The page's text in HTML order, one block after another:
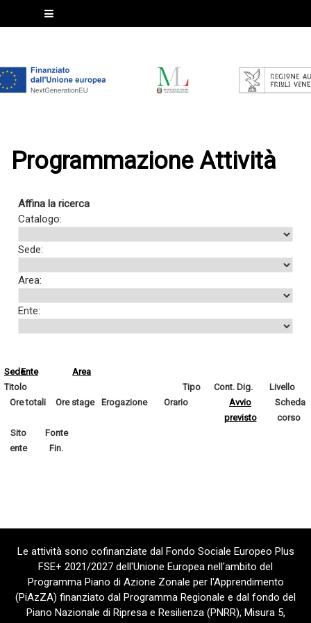
Programmazione Attività
Affina la ricerca
Catalogo:
Sede:
Area:
Ente:
SedeEnte
Area
Titolo
Tipo Cont. Dig.
Livello
Ore totali
Ore stage Erogazione Orario
Avvio
previsto
Scheda
corso
Sito
ente
Fonte
Fin.
Le attività sono cofinanziate dal Fondo Sociale Europeo Plus
FSE+ 2021/2027 dell'Unione Europea nell'ambito del
Programma Piano di Azione Zonale per l'Apprendimento
(PiAzZA) finanziato dal Programma Regionale e dal fondo del
Piano Nazionale di Ripresa e Resilienza (PNRR), Misura 5,